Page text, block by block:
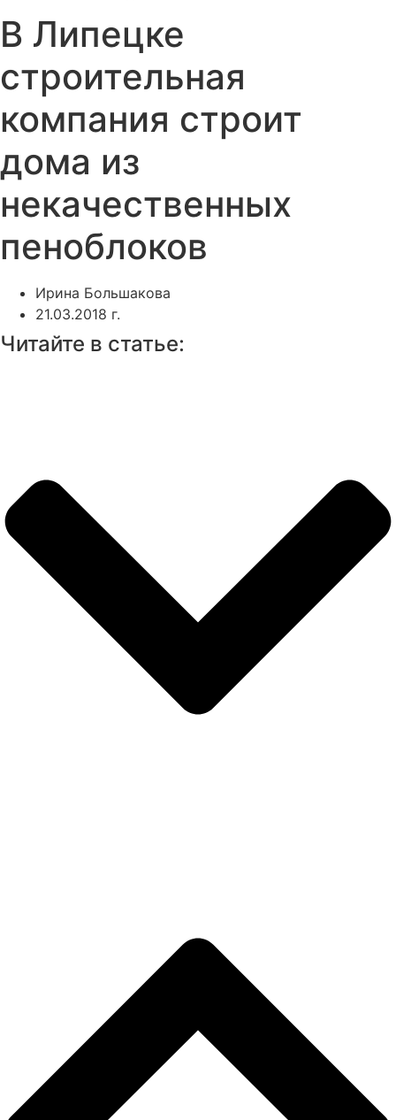
В Липецке
строительная
компания строит
дома из
некачественных
пеноблоков
Ирина Большакова
21.03.2018 г.
Читайте в статье: